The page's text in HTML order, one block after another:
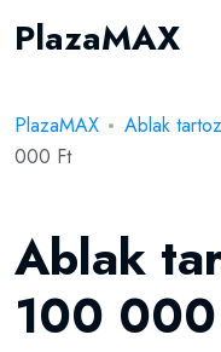
PlazaMAX
PlazaMAX Ablak
000 Ft
Ablak
100